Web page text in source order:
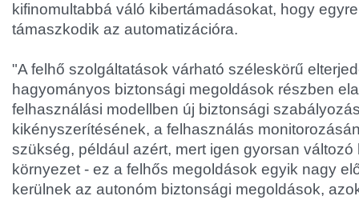
kifinomultabbá váló kibertámadásokat, hogy
támaszkodik az automatizációra.
"A felhő szolgáltatások várható széleskörű
hagyományos biztonsági megoldások részben
felhasználási modellben új biztonsági
kikényszerítésének, a felhasználás
szükség, például azért, mert igen gyorsan változó
környezet - ez a felhős megoldások egyik nagy
kerülnek az autonóm biztonsági megoldások,